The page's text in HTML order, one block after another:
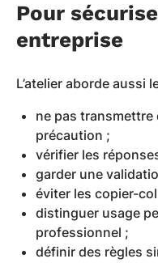
Pour
entreprise
L’atelier aborde aussi
ne pas transmettre
précaution ;
vérifier les
garder une
éviter les copier-
distinguer usage
professionnel ;
définir des règles